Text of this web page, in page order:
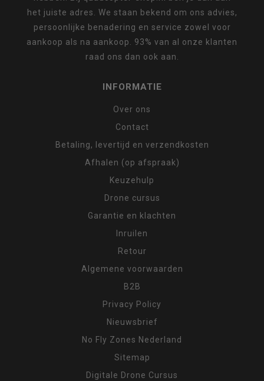
het juiste adres. We staan bekend om ons advies,
persoonlijke benadering en service zowel voor
aankoop als na aankoop. 93% van al onze klanten
raad ons dan ook aan.
INFORMATIE
Over ons
Contact
Betaling, levertijd en verzendkosten
Afhalen (op afspraak)
Keuzehulp
Drone cursus
Garantie en klachten
Inruilen
Retour
Algemene voorwaarden
B2B
Privacy Policy
Nieuwsbrief
No Fly Zones Nederland
Sitemap
Digitale Drone Cursus